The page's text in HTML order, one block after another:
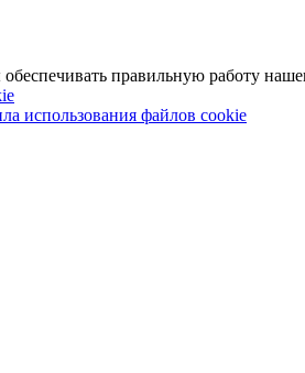
правильную работу
использования файлов cookie